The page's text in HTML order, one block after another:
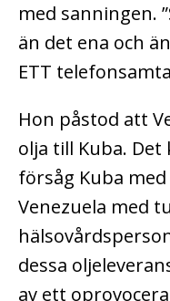
med sanningen.
än det ena och
ETT
Hon påstod att
olja till Kuba.
försåg Kuba
Venezuela med
dessa
av ett